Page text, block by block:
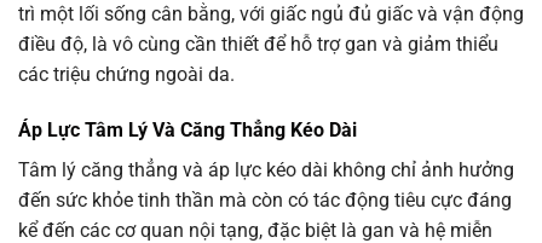
trì một lối sống cân bằng, với giấc ngủ đủ giấc và vận động
điều độ, là vô cùng cần thiết để hỗ trợ gan và giảm thiểu
các triệu chứng ngoài da.
Áp Lực Tâm Lý Và Căng Thẳng Kéo Dài
Tâm lý căng thẳng và áp lực kéo dài không chỉ ảnh hưởng
đến sức khỏe tinh thần mà còn có tác động tiêu cực đáng
kể đến các cơ quan nội tạng, đặc biệt là gan và hệ miễn